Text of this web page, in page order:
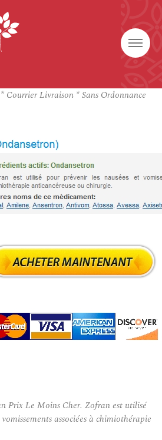
Courrier Livraison * Sans Ordonnance
Prix Le Moins Cher. Zofran est utilisé
associées à chimiothérapie